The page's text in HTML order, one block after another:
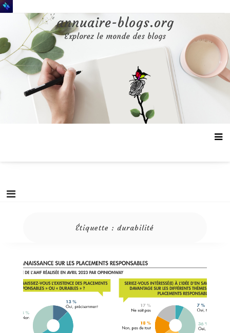
Aller
au
annuaire-blogs.org
Explorez le monde des blogs
Étiquette :durabilité